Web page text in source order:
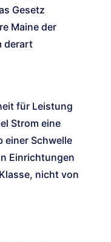
Gesetz
Maine der
derart
für Leistung
Strom eine
einer Schwelle
Einrichtungen
nicht von